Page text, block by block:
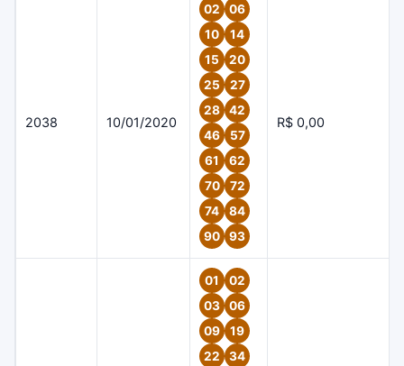
2038 10/01/2020
02
06
10
14
15
20
25
27
28
42
46
57
61
62
70
72
74
84
90
93
R$ 0,00
01
02
03
06
09
19
22
34